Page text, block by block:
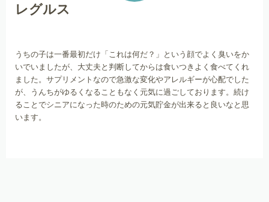
レグルス
うちの子は一番最初だけ「これは何だ？」という顔でよく臭いをか
いでいましたが、大丈夫と判断してからは食いつきよく食べてくれ
ました。サプリメントなので急激な変化やアレルギーが心配でした
が、うんちがゆるくなることもなく元気に過ごしております。続け
ることでシニアになった時のための元気貯金が出来ると良いなと思
います。